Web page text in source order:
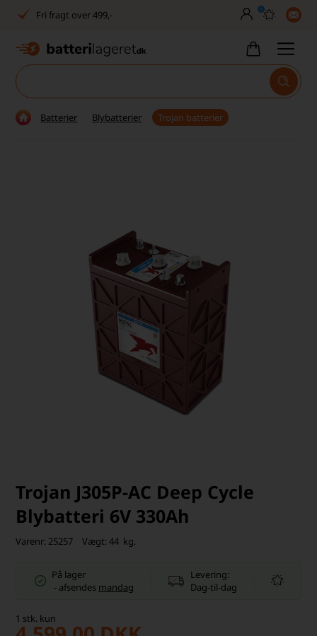
Fri fragt over 499,-
Dansk lager
30 dages returret
Tlf. er lukket uge 27-32
1040+ glade kunder på Trustpilot
0
Batterier Blybatterier Trojan batterier
Trojan J305P-AC Deep Cycle
Blybatteri 6V 330Ah
Varenr: 25257 Vægt:44 kg.
På lager
- afsendes mandag
Levering:
Dag-til-dag
1 stk. kun